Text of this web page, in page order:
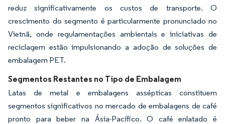
reduz significativamente os custos de transporte. O
crescimento do segmento é particularmente pronunciado no
Vietnã, onde regulamentações ambientais e iniciativas de
reciclagem estão impulsionando a adoção de soluções de
embalagem PET.
Segmentos Restantes no Tipo de Embalagem
Latas de metal e embalagens assépticas constituem
segmentos significativos no mercado de embalagens de café
pronto para beber na Ásia-Pacífico. O café enlatado é